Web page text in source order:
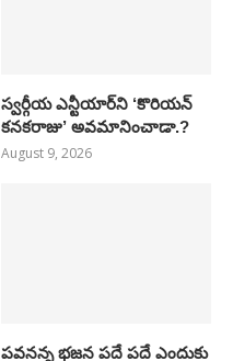
స్వర్గీయ ఎన్టీయార్‌ని ‘కొరియన్
కనకరాజు’ అవమానించాడా.?
August 9, 2026
పవనన్న భజన పదే పదే ఎందుకు